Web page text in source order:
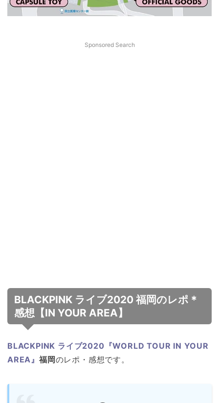
Sponsored Search
BLACKPINK ライブ2020 福岡のレポ＊
感想【IN YOUR AREA】
BLACKPINK ライブ2020『WORLD TOUR IN YOUR
AREA』 福岡のレポ・感想です。